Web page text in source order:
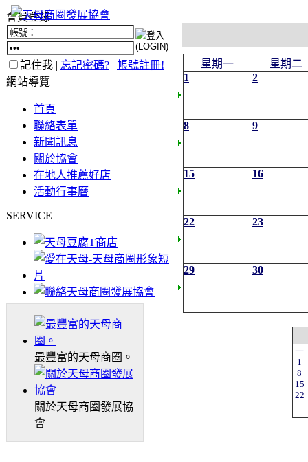
會員登錄
記住我 | 忘記密碼? | 帳號註冊!
網站導覽
首頁
聯絡表單
新聞訊息
關於協會
在地人推薦好店
活動行事曆
SERVICE
最豐富的天母商圈。
關於天母商圈發展協
會
星期一
星期二
1
2
8 9
15 16
22 23
29 30
一
1
8
15
22